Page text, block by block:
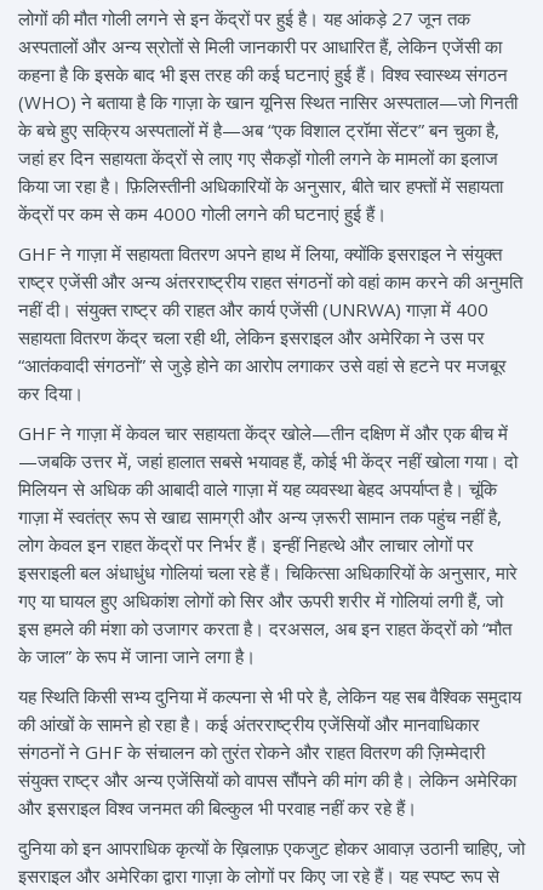
लोगों की मौत गोली लगने से इन केंद्रों पर हुई है। यह आंकड़े 27 जून तक
अस्पतालों और अन्य स्रोतों से मिली जानकारी पर आधारित हैं, लेकिन एजेंसी का
कहना है कि इसके बाद भी इस तरह की कई घटनाएं हुई हैं। विश्व स्वास्थ्य संगठन
(WHO) ने बताया है कि गाज़ा के खान यूनिस स्थित नासिर अस्पताल—जो गिनती
के बचे हुए सक्रिय अस्पतालों में है—अब “एक विशाल ट्रॉमा सेंटर” बन चुका है,
जहां हर दिन सहायता केंद्रों से लाए गए सैकड़ों गोली लगने के मामलों का इलाज
किया जा रहा है। फ़िलिस्तीनी अधिकारियों के अनुसार, बीते चार हफ्तों में सहायता
केंद्रों पर कम से कम 4000 गोली लगने की घटनाएं हुई हैं।
GHF ने गाज़ा में सहायता वितरण अपने हाथ में लिया, क्योंकि इसराइल ने संयुक्त
राष्ट्र एजेंसी और अन्य अंतरराष्ट्रीय राहत संगठनों को वहां काम करने की अनुमति
नहीं दी। संयुक्त राष्ट्र की राहत और कार्य एजेंसी (UNRWA) गाज़ा में 400
सहायता वितरण केंद्र चला रही थी, लेकिन इसराइल और अमेरिका ने उस पर
“आतंकवादी संगठनों” से जुड़े होने का आरोप लगाकर उसे वहां से हटने पर मजबूर
कर दिया।
GHF ने गाज़ा में केवल चार सहायता केंद्र खोले—तीन दक्षिण में और एक बीच में
—जबकि उत्तर में, जहां हालात सबसे भयावह हैं, कोई भी केंद्र नहीं खोला गया। दो
मिलियन से अधिक की आबादी वाले गाज़ा में यह व्यवस्था बेहद अपर्याप्त है। चूंकि
गाज़ा में स्वतंत्र रूप से खाद्य सामग्री और अन्य ज़रूरी सामान तक पहुंच नहीं है,
लोग केवल इन राहत केंद्रों पर निर्भर हैं। इन्हीं निहत्थे और लाचार लोगों पर
इसराइली बल अंधाधुंध गोलियां चला रहे हैं। चिकित्सा अधिकारियों के अनुसार, मारे
गए या घायल हुए अधिकांश लोगों को सिर और ऊपरी शरीर में गोलियां लगी हैं, जो
इस हमले की मंशा को उजागर करता है। दरअसल, अब इन राहत केंद्रों को “मौत
के जाल” के रूप में जाना जाने लगा है।
यह स्थिति किसी सभ्य दुनिया में कल्पना से भी परे है, लेकिन यह सब वैश्विक समुदाय
की आंखों के सामने हो रहा है। कई अंतरराष्ट्रीय एजेंसियों और मानवाधिकार
संगठनों ने GHF के संचालन को तुरंत रोकने और राहत वितरण की ज़िम्मेदारी
संयुक्त राष्ट्र और अन्य एजेंसियों को वापस सौंपने की मांग की है। लेकिन अमेरिका
और इसराइल विश्व जनमत की बिल्कुल भी परवाह नहीं कर रहे हैं।
दुनिया को इन आपराधिक कृत्यों के ख़िलाफ़ एकजुट होकर आवाज़ उठानी चाहिए, जो
इसराइल और अमेरिका द्वारा गाज़ा के लोगों पर किए जा रहे हैं। यह स्पष्ट रूप से